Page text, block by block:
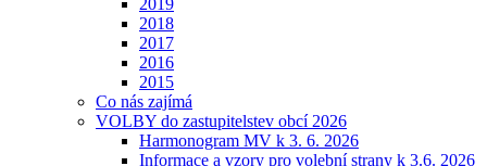
2019
2018
2017
2016
2015
Co nás zajímá
VOLBY do zastupitelstev obcí 2026
Harmonogram MV k 3. 6. 2026
Informace a vzory pro volební strany k 3.6. 2026